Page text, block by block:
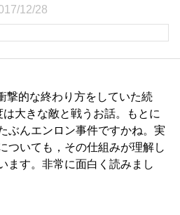
12/28
撃的な終わり方をしていた続
大きな敵と戦うお話。もとに
ぶんエンロン事件ですかね。実
ついても，その仕組みが理解し
ます。非常に面白く読みまし